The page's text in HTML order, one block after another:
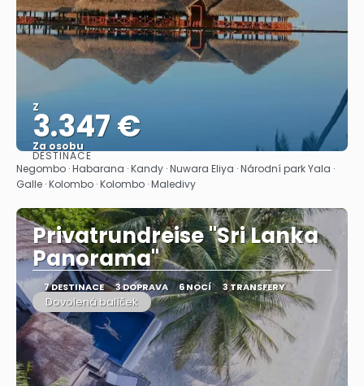
Z
3.347 €
Za osobu
Zobrazit
DESTINACE
Negombo · Habarana · Kandy · Nuwara Eliya · Národní park Yala ·
Galle · Kolombo · Kolombo · Maledivy
Privatrundreise "Sri Lanka
Panorama"
7 DESTINACE 3 DOPRAVA 6 NOCÍ 3 TRANSFERY
Dovolená balíček